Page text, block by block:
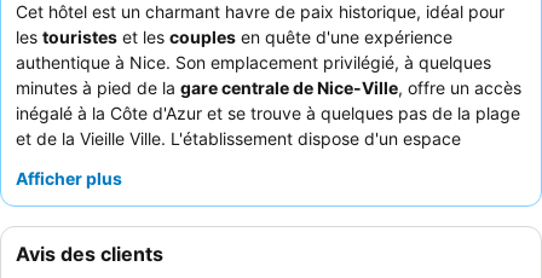
Cet hôtel est un charmant havre de paix historique, idéal pour
les touristes et les couples en quête d'une expérience
authentique à Nice. Son emplacement privilégié, à quelques
minutes à pied de la gare centrale de Nice-Ville, offre un accès
inégalé à la Côte d'Azur et se trouve à quelques pas de la plage
et de la Vieille Ville. L'établissement dispose d'un espace
des clients. Les clients ne tarissent pas d'éloges sur le
petit-déjeuner proposant une sélection continentale. Pour un
séjour plus calme, les clients doivent demander une chambre
Afficher plus
Avis des clients